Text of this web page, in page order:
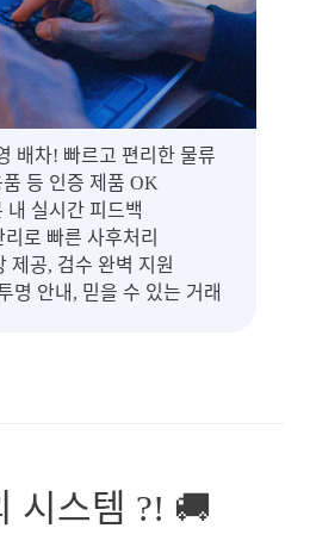
배차! 빠르고 편리한 물류
품 등 인증 제품 OK
내 실시간 피드백
로 빠른 사후처리
제공, 검수 완벽 지원
명 안내, 믿을 수 있는 거래
시스템 ?! 🚚